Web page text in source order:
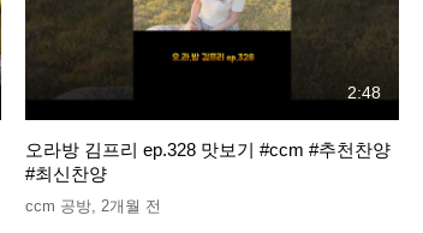
2:48
오라방 김프리 ep.328 맛보기 #ccm #추천찬양
#최신찬양
ccm 공방 2개월 전